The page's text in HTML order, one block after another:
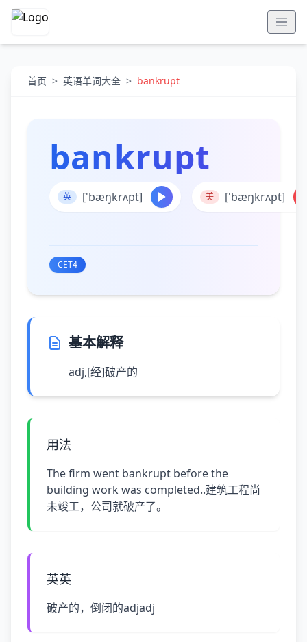
首页 > 英语单词大全 > bankrupt
bankrupt
英 ['bæŋkrʌpt] 美 ['bæŋkrʌpt]
CET4
基本解释
adj,[经]破产的
用法
The firm went bankrupt before the
building work was completed..建筑工程尚
未竣工，公司就破产了。
英英
破产的，倒闭的adjadj